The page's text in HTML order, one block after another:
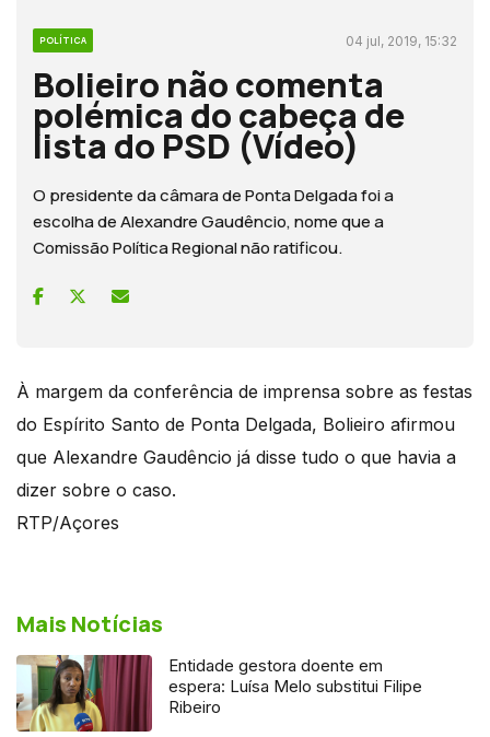
POLÍTICA 04 jul, 2019, 15:32
Bolieiro não comenta
polémica do cabeça de
lista do PSD (Vídeo)
O presidente da câmara de Ponta Delgada foi a
escolha de Alexandre Gaudêncio, nome que a
Comissão Política Regional não ratificou.
À margem da conferência de imprensa sobre as festas
do Espírito Santo de Ponta Delgada, Bolieiro afirmou
que Alexandre Gaudêncio já disse tudo o que havia a
dizer sobre o caso.
RTP/Açores
Mais Notícias
Entidade gestora doente em
espera: Luísa Melo substitui Filipe
Ribeiro